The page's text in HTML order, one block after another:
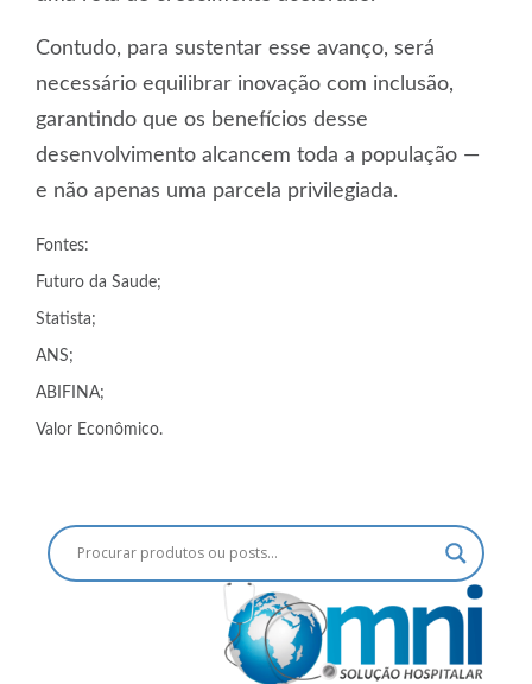
Contudo, para sustentar esse avanço, será
necessário equilibrar inovação com inclusão,
garantindo que os benefícios desse
desenvolvimento alcancem toda a população —
e não apenas uma parcela privilegiada.
Fontes:
Futuro da Saude;
Statista;
ANS;
ABIFINA;
Valor Econômico.